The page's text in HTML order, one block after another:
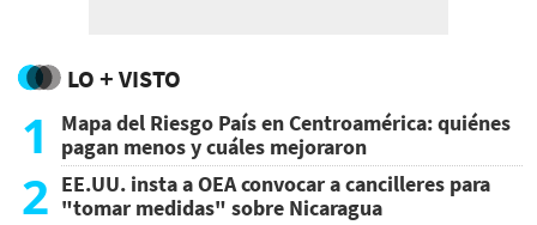
LO + VISTO
1
Mapa del Riesgo País en Centroamérica: quiénes
pagan menos y cuáles mejoraron
2 EE.UU. insta a OEA convocar a cancilleres para
"tomar medidas" sobre Nicaragua